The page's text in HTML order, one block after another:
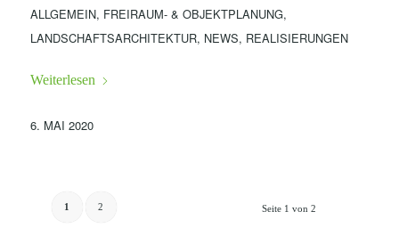
ALLGEMEIN, FREIRAUM- & OBJEKTPLANUNG,
LANDSCHAFTSARCHITEKTUR, NEWS, REALISIERUNGEN
Weiterlesen
6. MAI 2020
Seite 1 von 2
1 2